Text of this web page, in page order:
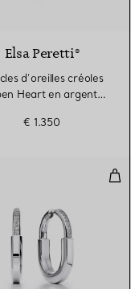
Elsa Peretti®
d’oreilles créoles
Heart en argent
€ 1.350
créoles